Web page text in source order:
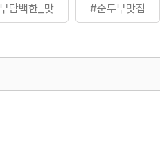
담백한_맛 #순두부맛집